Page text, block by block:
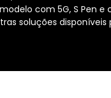
com 5G, S Pen
soluções